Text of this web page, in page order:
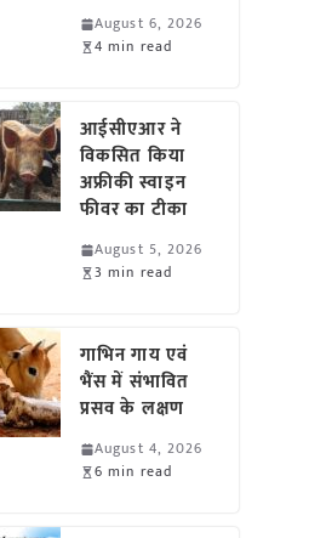
August 6, 2026
4 min read
आईसीएआर ने
विकसित किया
अफ्रीकी स्वाइन
फीवर का टीका
August 5, 2026
3 min read
गाभिन गाय एवं
भैंस में संभावित
प्रसव के लक्षण
August 4, 2026
6 min read